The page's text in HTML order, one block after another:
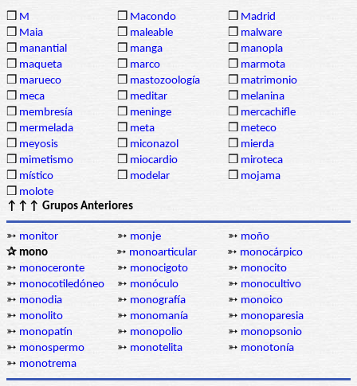
❒ M ❒ Macondo ❒ Madrid
❒ Maia ❒ maleable ❒ malware
❒ manantial ❒ manga ❒ manopla
❒ maqueta ❒ marco ❒ marmota
❒ marueco ❒ mastozoología ❒ matrimonio
❒ meca ❒ meditar ❒ melanina
❒ membresía ❒ meninge ❒ mercachifle
❒ mermelada ❒ meta ❒ meteco
❒ meyosis ❒ miconazol ❒ mierda
❒ mimetismo ❒ miocardio ❒ miroteca
❒ místico ❒ modelar ❒ mojama
❒ molote
↑↑↑ Grupos Anteriores
➳ monitor ➳ monje ➳ moño
✰ mono
➳ monoarticular ➳ monocárpico
➳ monoceronte ➳ monocigoto ➳ monocito
➳ monocotiledóneo ➳ monóculo ➳ monocultivo
➳ monodia ➳ monografía ➳ monoico
➳ monolito ➳ monomanía ➳ monoparesia
➳ monopatín ➳ monopolio ➳ monopsonio
➳ monospermo ➳ monotelita ➳ monotonía
➳ monotrema